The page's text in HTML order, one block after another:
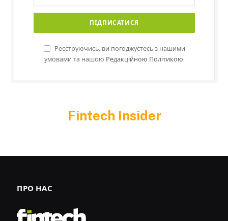
Реєструючись, ви погоджуєтесь з нашими
умовами та нашою Редакційною Політикою.
Fintech Insider
ПРО НАС